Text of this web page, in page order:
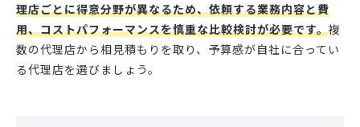
理店ごとに得意分野が異なるため、依頼する業務内容と費
用、コストパフォーマンスを慎重な比較検討が必要です。複
数の代理店から相見積もりを取り、予算感が自社に合ってい
る代理店を選びましょう。